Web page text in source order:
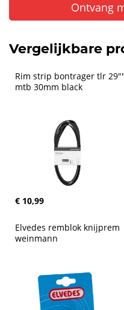
Ontvang
Vergelijkbare
Rim strip bontrager tlr 29""
mtb 30mm black
€ 10,99
Elvedes remblok knijprem
weinmann